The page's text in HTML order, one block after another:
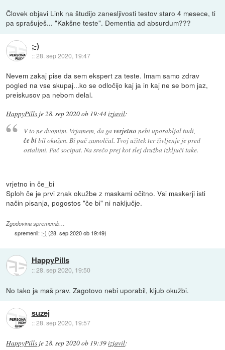
Človek objavi Link na študijo zanesljivosti testov staro 4 mesece, ti
pa sprašuješ... "Kakšne teste". Dementia ad absurdum???
;-)
::28. sep 2020, 19:47
Nevem zakaj pise da sem ekspert za teste. Imam samo zdrav
pogled na vse skupaj...ko se odločijo kaj ja in kaj ne se bom jaz,
preiskusov pa nebom delal.
HappyPills je28. sep 2020 ob 19:44izjavil:
V to ne dvomim. Vrjamem, da gaverjetno nebi uporabljal tudi,
če bibil okužen. Bi pač zamolčal. Tvoj užitek ter življenje je pred
ostalimi. Pač socipat. Na srečo prej kot slej družba izključi take.
vrjetno in če_bi
Sploh če je prvi znak okužbe z maskami očitno. Vsi maskerji isti
način pisanja, pogostos "če bi" ni naključje.
Zgodovina sprememb…
spremenil: ;-) (28. sep 2020 ob 19:49)
HappyPills
::28. sep 2020, 19:50
No tako ja maš prav. Zagotovo nebi uporabil, kljub okužbi.
suzej
::28. sep 2020, 19:57
HappyPills je28. sep 2020 ob 19:39izjavil: